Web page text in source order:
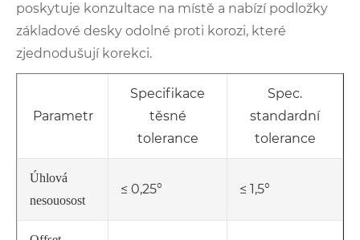
poskytuje konzultace na místě a nabízí podložky
základové desky odolné proti korozi, které
zjednodušují korekci.
Parametr
Specifikace
těsné
tolerance
Spec.
standardní
tolerance
Úhlová
nesouosost
≤ 0,25° ≤ 1,5°